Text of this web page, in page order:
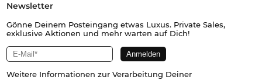
Newsletter
Gönne Deinem Posteingang etwas Luxus. Private Sales,
exklusive Aktionen und mehr warten auf Dich!
Weitere Informationen zur Verarbeitung Deiner